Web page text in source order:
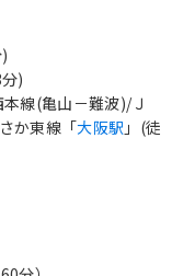
)
線(亀山－難波)/Ｊ
か東線「大阪駅 」(徒